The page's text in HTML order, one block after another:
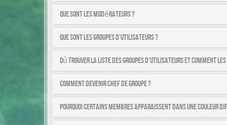
Que sont les modérateurs ?
Que sont les groupes d’utilisateurs ?
Où trouver la liste des groupes d’utilisateurs et comment
Comment devenir chef de groupe ?
Pourquoi certains membres apparaissent dans une couleur